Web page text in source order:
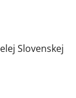
Slovenskej